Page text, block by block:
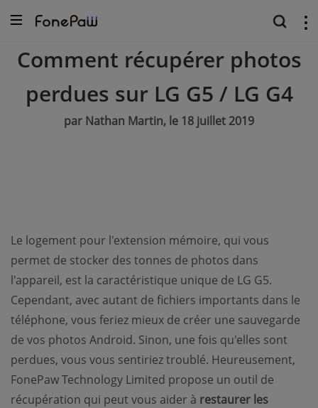
Comment récupérer photos
perdues sur LG G5 / LG G4
par Nathan Martin, le 18 juillet 2019
Le logement pour l'extension mémoire, qui vous
permet de stocker des tonnes de photos dans
l'appareil, est la caractéristique unique de LG G5.
Cependant, avec autant de fichiers importants dans le
téléphone, vous feriez mieux de créer une sauvegarde
de vos photos Android. Sinon, une fois qu'elles sont
perdues, vous vous sentiriez troublé. Heureusement,
FonePaw Technology Limited propose un outil de
récupération qui peut vous aider à restaurer les